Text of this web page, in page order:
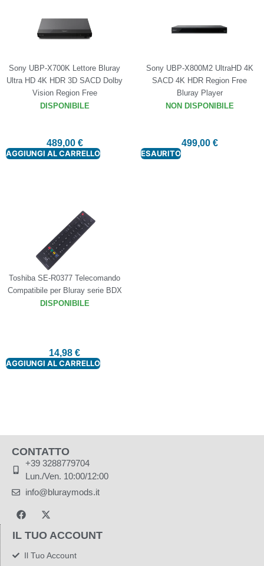
Sony UBP-X700K Lettore Bluray
Ultra HD 4K HDR 3D SACD Dolby
Vision Region Free
DISPONIBILE
489,00 €
AGGIUNGI AL CARRELLO
Sony UBP-X800M2 UltraHD 4K
SACD 4K HDR Region Free
Bluray Player
NON DISPONIBILE
499,00 €
ESAURITO
Toshiba SE-R0377 Telecomando
Compatibile per Bluray serie BDX
DISPONIBILE
14,98 €
AGGIUNGI AL CARRELLO
CONTATTO
+39 3288779704
Lun./Ven. 10:00/12:00
info@bluraymods.it
IL TUO ACCOUNT
Il Tuo Account